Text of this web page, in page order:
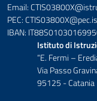
Email:
PEC:
IBAN:
Istituto di
“E. Fermi –
Via Passo
95125 - Catania